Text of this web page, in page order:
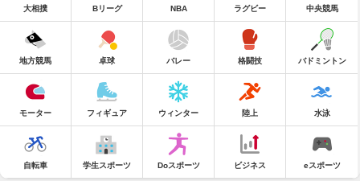
大相撲 Bリーグ NBA ラグビー 中央競馬
地方競馬 卓球 バレー 格闘技 バドミントン
モーター フィギュア ウィンター 陸上 水泳
自転車 学生スポーツ Doスポーツ ビジネス eスポーツ